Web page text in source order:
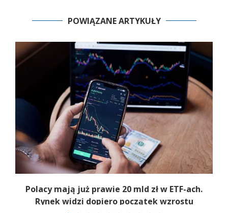
POWIĄZANE ARTYKUŁY
Polacy mają już prawie 20 mld zł w ETF-ach.
Rynek widzi dopiero początek wzrostu